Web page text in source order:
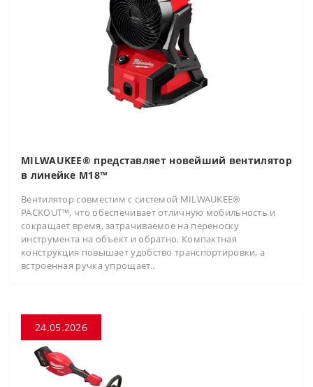
MILWAUKEE® представляет новейший вентилятор
в линейке M18™
Вентилятор совместим с системой MILWAUKEE®
PACKOUT™, что обеспечивает отличную мобильность и
сокращает время, затрачиваемое на переноску
инструмента на объект и обратно. Компактная
конструкция повышает удобство транспортировки, а
встроенная ручка упрощает..
24.05.2026